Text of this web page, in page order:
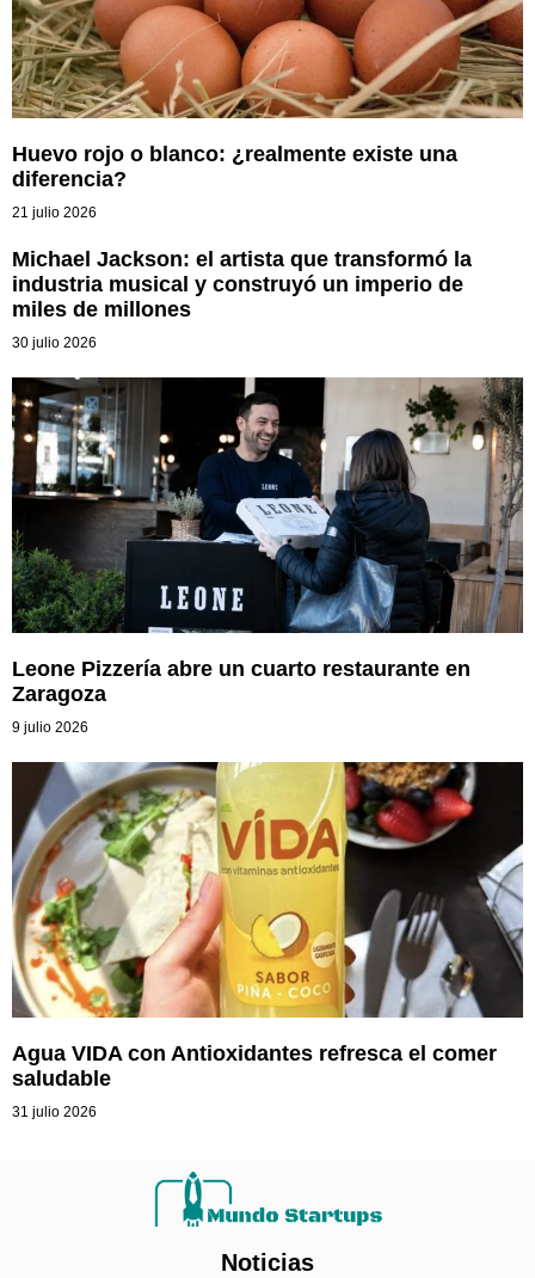
Huevo rojo o blanco: ¿realmente existe una
diferencia?
21 julio 2026
Michael Jackson: el artista que transformó la
industria musical y construyó un imperio de
miles de millones
30 julio 2026
Leone Pizzería abre un cuarto restaurante en
Zaragoza
9 julio 2026
Agua VIDA con Antioxidantes refresca el comer
saludable
31 julio 2026
Noticias